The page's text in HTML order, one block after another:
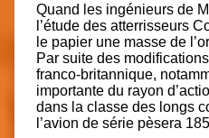
Quand les ingénieurs de
l’étude des atterrisseurs
le papier une masse de
Par suite des
franco-britannique,
importante du rayon
dans la classe des longs
l’avion de série pèsera